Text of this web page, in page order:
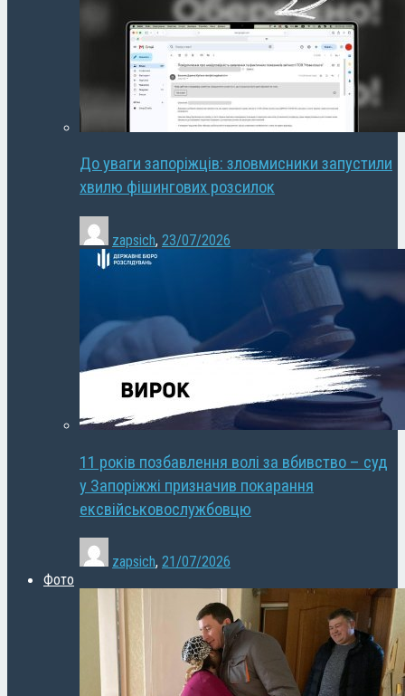
До уваги запоріжців: зловмисники запустили
хвилю фішингових розсилок
zapsich, 23/07/2026
11 років позбавлення волі за вбивство – суд
у Запоріжжі призначив покарання
ексвійськовослужбовцю
zapsich, 21/07/2026
Фото